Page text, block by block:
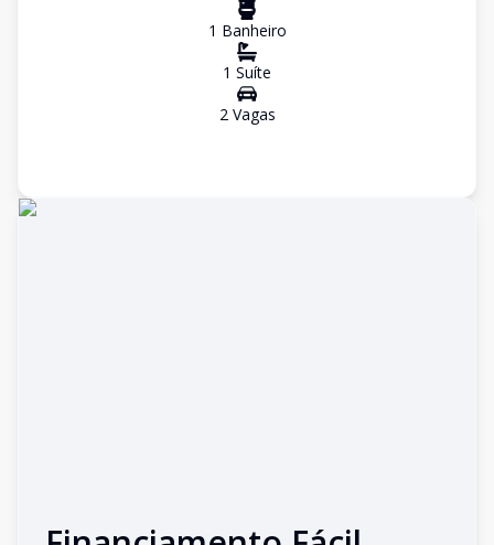
1 Banheiro
1 Suíte
2Vagas